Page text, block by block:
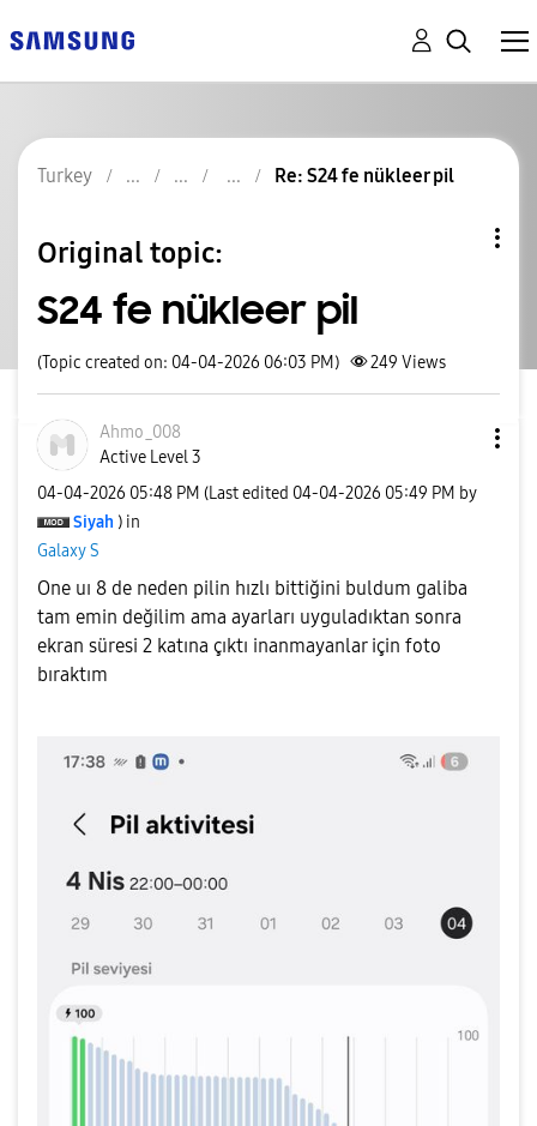
Turkey Re: S24 fe nükleer pil
Original topic:
S24 fe nükleer pil
(Topic created on: 04-04-2026 06:03 PM) 249 Views
Ahmo_008
Active Level 3
‎04-04-2026 05:48 PM (Last edited ‎04-04-2026 05:49 PM by
Siyah ) in
Galaxy S
One uı 8 de neden pilin hızlı bittiğini buldum galiba
tam emin değilim ama ayarları uyguladıktan sonra
ekran süresi 2 katına çıktı inanmayanlar için foto
bıraktım